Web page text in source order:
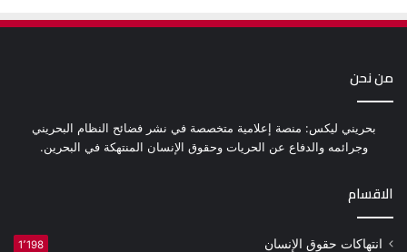
من نحن
بحريني ليكس: منصة إعلامية متخصصة في نشر فضائح النظام البحريني
وجرائمه والدفاع عن الحريات وحقوق الإنسان المنتهكة في البحرين.
الاقسام
انتهاكات حقوق الإنسان 1٬198